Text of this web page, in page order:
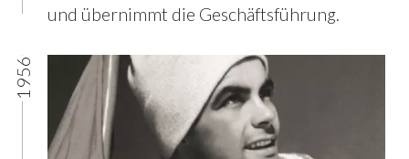
und übernimmt die Geschäftsführung.
1956